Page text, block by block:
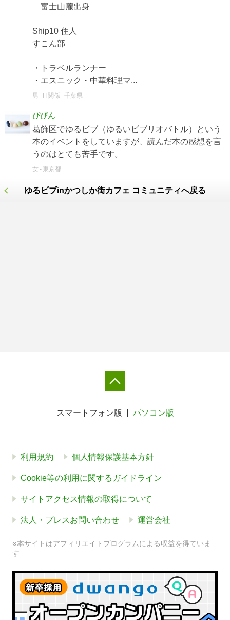
富士山麓出身
Ship10 住人
すこん部
・トラベルランナー
・エスニック・中華料理マ...
男 IT関係 千葉県
ぴぴん
葛飾区でゆるビブ（ゆるいビブリオバトル）という
本のイベントをしていますが、読んだ本の感想を言
うのはとても苦手です。
女 東京都
ゆるビブinかつしか街カフェ コミュニティへ戻る
スマートフォン版 パソコン版
利用規約 個人情報保護基本方針
Cookie等の利用に関するガイドライン
サイトアクセス情報の取得について
法人・プレスお問い合わせ 運営会社
※本サイトはアフィリエイトプログラムによる収益を得ていま
す